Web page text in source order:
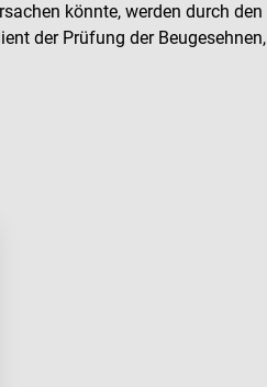
könnte, werden durch den
der Prüfung der Beugesehnen,